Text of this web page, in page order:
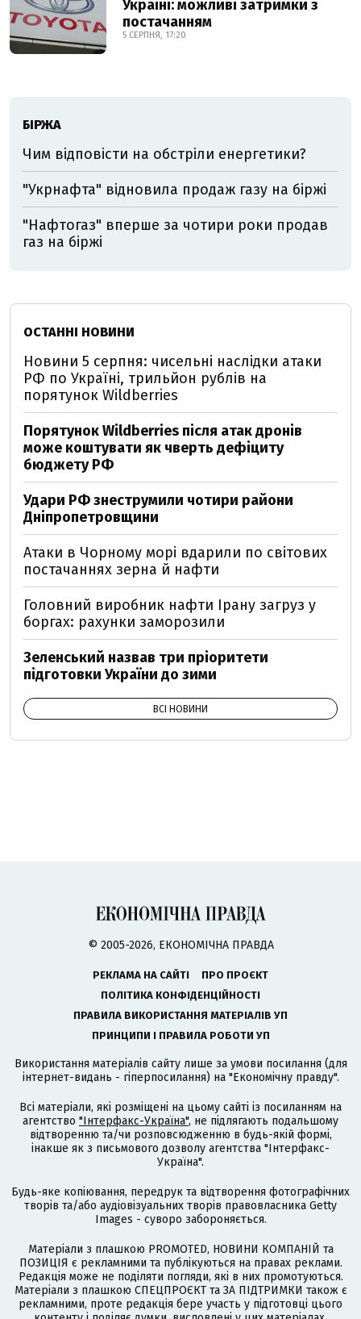
Україні: можливі затримки з
постачанням
5 СЕРПНЯ, 17:20
БІРЖА
Чим відповісти на обстріли енергетики?
"Укрнафта" відновила продаж газу на біржі
"Нафтогаз" вперше за чотири роки продав
газ на біржі
ОСТАННІ НОВИНИ
Новини 5 серпня: чисельні наслідки атаки
РФ по Україні, трильйон рублів на
порятунок Wildberries
Порятунок Wildberries після атак дронів
може коштувати як чверть дефіциту
бюджету РФ
Удари РФ знеструмили чотири райони
Дніпропетровщини
Атаки в Чорному морі вдарили по світових
постачаннях зерна й нафти
Головний виробник нафти Ірану загруз у
боргах: рахунки заморозили
Зеленський назвав три пріоритети
підготовки України до зими
ВСІ НОВИНИ
© 2005-2026, ЕКОНОМІЧНА ПРАВДА
РЕКЛАМА НА САЙТІ
ПРО ПРОЄКТ
ПОЛІТИКА КОНФІДЕНЦІЙНОСТІ
ПРАВИЛА ВИКОРИСТАННЯ МАТЕРІАЛІВ УП
ПРИНЦИПИ І ПРАВИЛА РОБОТИ УП
Використання матеріалів сайту лише за умови посилання (для
інтернет-видань - гіперпосилання) на "Економічну правду".
Всі матеріали, які розміщені на цьому сайті із посиланням на
агентство "Інтерфакс-Україна", не підлягають подальшому
відтворенню та/чи розповсюдженню в будь-якій формі,
інакше як з письмового дозволу агентства "Інтерфакс-
Україна".
Будь-яке копіювання, передрук та відтворення фотографічних
творів та/або аудіовізуальних творів правовласника Getty
Images - суворо забороняється.
Матеріали з плашкою PROMOTED, НОВИНИ КОМПАНІЙ та
ПОЗИЦІЯ є рекламними та публікуються на правах реклами.
Редакція може не поділяти погляди, які в них промотуються.
Матеріали з плашкою СПЕЦПРОЄКТ та ЗА ПІДТРИМКИ також є
рекламними, проте редакція бере участь у підготовці цього